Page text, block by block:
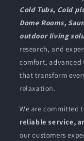
Cold Tubs, Cold
Dome Rooms,
outdoor living
research, and
comfort, advanced
that transform
relaxation.
We are committed
reliable service,
our customers